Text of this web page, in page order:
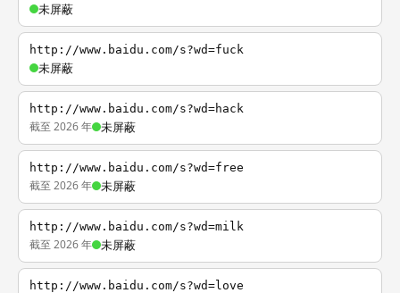
未屏蔽
http://www.baidu.com/s?wd=fuck
未屏蔽
http://www.baidu.com/s?wd=hack
截至 2026 年 未屏蔽
http://www.baidu.com/s?wd=free
截至 2026 年 未屏蔽
http://www.baidu.com/s?wd=milk
截至 2026 年 未屏蔽
http://www.baidu.com/s?wd=love